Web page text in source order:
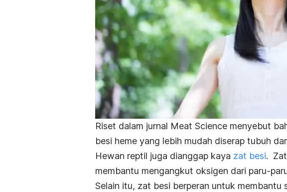
Riset dalam jurnal Meat Science menyebut
besi heme yang lebih mudah diserap tubuh
Hewan reptil juga dianggap kaya zat besi.
membantu mengangkut oksigen dari paru-
Selain itu, zat besi berperan untuk membantu